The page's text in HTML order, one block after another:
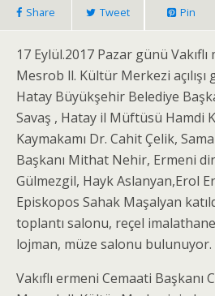
Share Tweet Pin
17 Eylül.2017 Pazar günü
Mesrob ll. Kültür Merkezi açılışı
Hatay Büyükşehir Belediye
Savaş , Hatay il Müftüsü Hamdi
Kaymakamı Dr. Cahit Çelik,
Başkanı Mithat Nehir, Ermeni
Gülmezgil, Hayk Aslanyan,Erol
Episkopos Sahak Maşalyan
toplantı salonu, reçel
lojman, müze salonu bulunuyor.
Vakıflı ermeni Cemaati Başkanı